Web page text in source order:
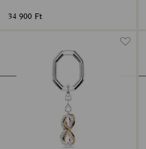
34 900 Ft